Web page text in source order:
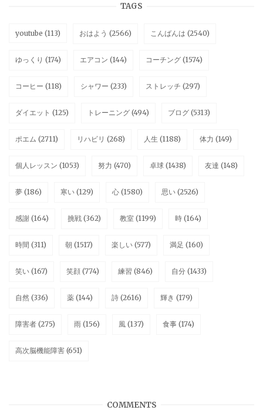
TAGS
youtube (113) おはよう (2566) こんばんは (2540)
ゆっくり (174) エアコン (144) コーチング (1574)
コーヒー (118) シャワー (233) ストレッチ (297)
ダイエット (125) トレーニング (494) ブログ (5313)
ポエム (2711) リハビリ (268) 人生 (1188) 体力 (149)
個人レッスン (1053) 努力 (470) 卓球 (1438) 友達 (148)
夢 (186) 寒い (129) 心 (1580) 思い (2526)
感謝 (164) 挑戦 (362) 教室 (1199) 時 (164)
時間 (311) 朝 (1517) 楽しい (577) 満足 (160)
笑い (167) 笑顔 (774) 練習 (846) 自分 (1433)
自然 (336) 薬 (144) 詩 (2616) 輝き (179)
障害者 (275) 雨 (156) 風 (137) 食事 (174)
高次脳機能障害 (651)
COMMENTS